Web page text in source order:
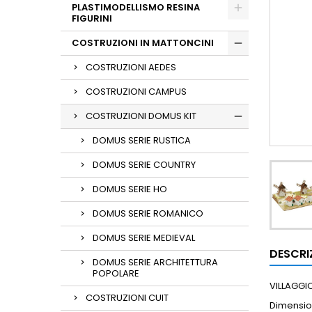
PLASTIMODELLISMO RESINA
FIGURINI
COSTRUZIONI IN MATTONCINI
COSTRUZIONI AEDES
COSTRUZIONI CAMPUS
COSTRUZIONI DOMUS KIT
DOMUS SERIE RUSTICA
DOMUS SERIE COUNTRY
DOMUS SERIE HO
DOMUS SERIE ROMANICO
DOMUS SERIE MEDIEVAL
DOMUS SERIE ARCHITETTURA
POPOLARE
COSTRUZIONI CUIT